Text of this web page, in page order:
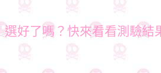
選好了嗎？快來看看測驗結